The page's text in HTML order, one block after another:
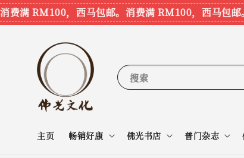
RM100，西马包邮。消费满 RM100，西马包邮。消
搜索
主页 畅销好康 佛光书店 普门杂志